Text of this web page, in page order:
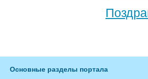
Основные разделы портала